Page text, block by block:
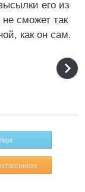
его из
сможет так
как он сам.